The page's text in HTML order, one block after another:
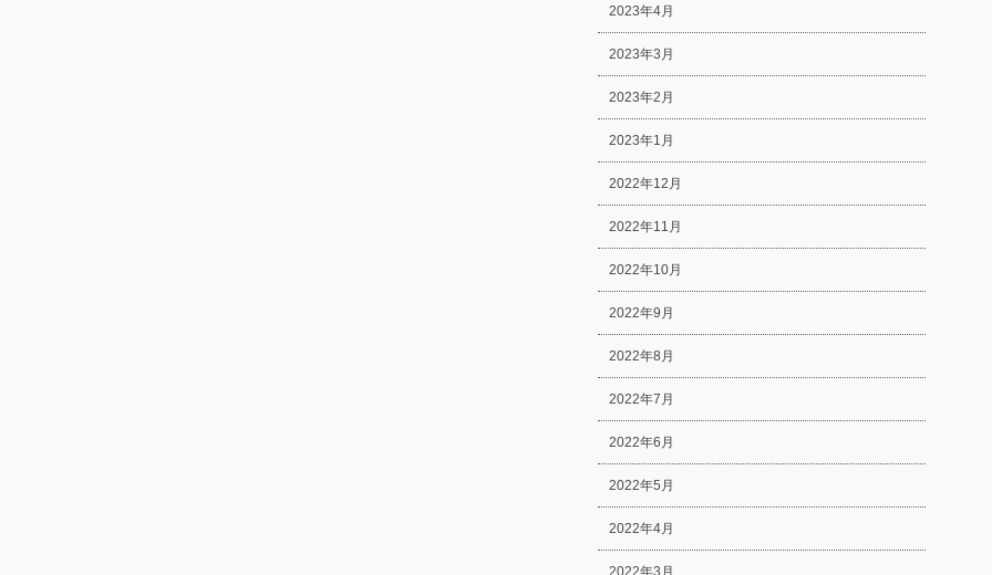
2023年4月
2023年3月
2023年2月
2023年1月
2022年12月
2022年11月
2022年10月
2022年9月
2022年8月
2022年7月
2022年6月
2022年5月
2022年4月
2022年3月